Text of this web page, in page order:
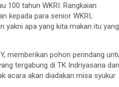
100 tahun WKRI. Rangkaian
kepada para senior WKRI,
yakni apa yang kita makan itu yang
memberikan pohon perindang
tergabung di TK Indriyasana dan
acara akan diadakan misa syukur